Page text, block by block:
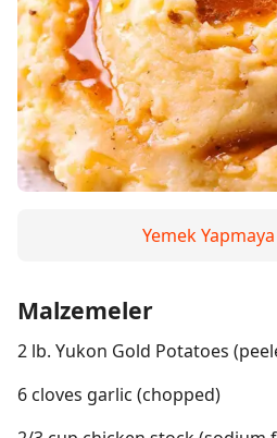
Yemek
Malzemeler
2 lb. Yukon Gold Potatoes
6 cloves garlic (chopped)